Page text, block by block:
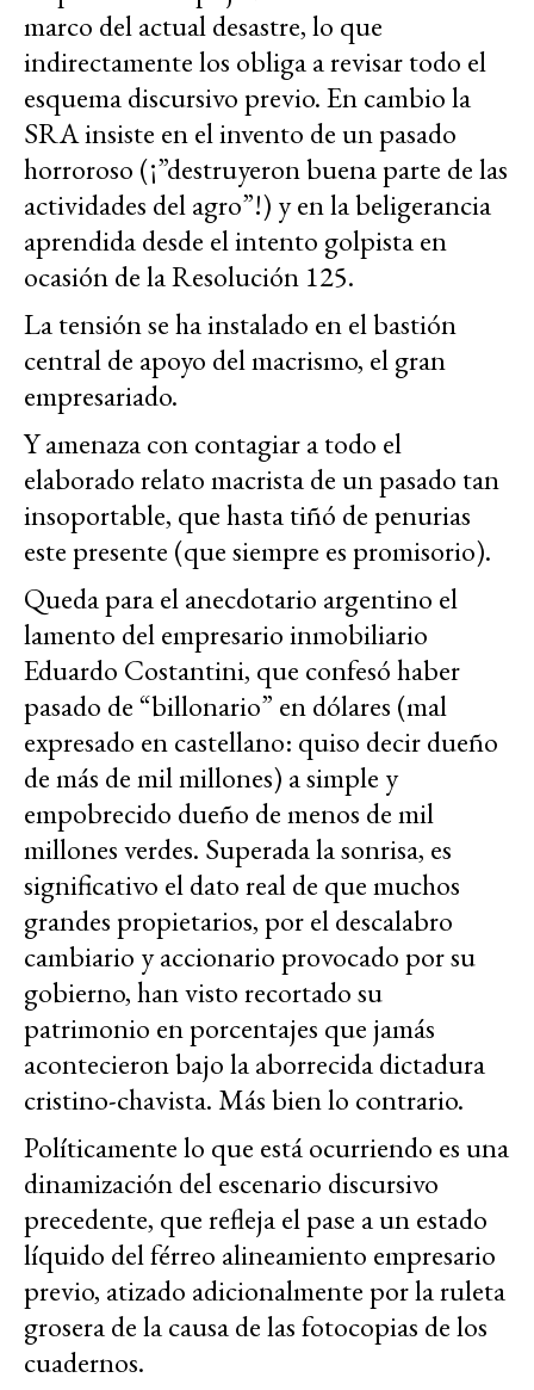
marco del actual desastre, lo que
indirectamente los obliga a revisar todo el
esquema discursivo previo. En cambio la
SRA insiste en el invento de un pasado
horroroso (¡”destruyeron buena parte de las
actividades del agro”!) y en la beligerancia
aprendida desde el intento golpista en
ocasión de la Resolución 125.
La tensión se ha instalado en el bastión
central de apoyo del macrismo, el gran
empresariado.
Y amenaza con contagiar a todo el
elaborado relato macrista de un pasado tan
insoportable, que hasta tiñó de penurias
este presente (que siempre es promisorio).
Queda para el anecdotario argentino el
lamento del empresario inmobiliario
Eduardo Costantini, que confesó haber
pasado de “billonario” en dólares (mal
expresado en castellano: quiso decir dueño
de más de mil millones) a simple y
empobrecido dueño de menos de mil
millones verdes. Superada la sonrisa, es
significativo el dato real de que muchos
grandes propietarios, por el descalabro
cambiario y accionario provocado por su
gobierno, han visto recortado su
patrimonio en porcentajes que jamás
acontecieron bajo la aborrecida dictadura
cristino-chavista. Más bien lo contrario.
Políticamente lo que está ocurriendo es una
dinamización del escenario discursivo
precedente, que refleja el pase a un estado
líquido del férreo alineamiento empresario
previo, atizado adicionalmente por la ruleta
grosera de la causa de las fotocopias de los
cuadernos.